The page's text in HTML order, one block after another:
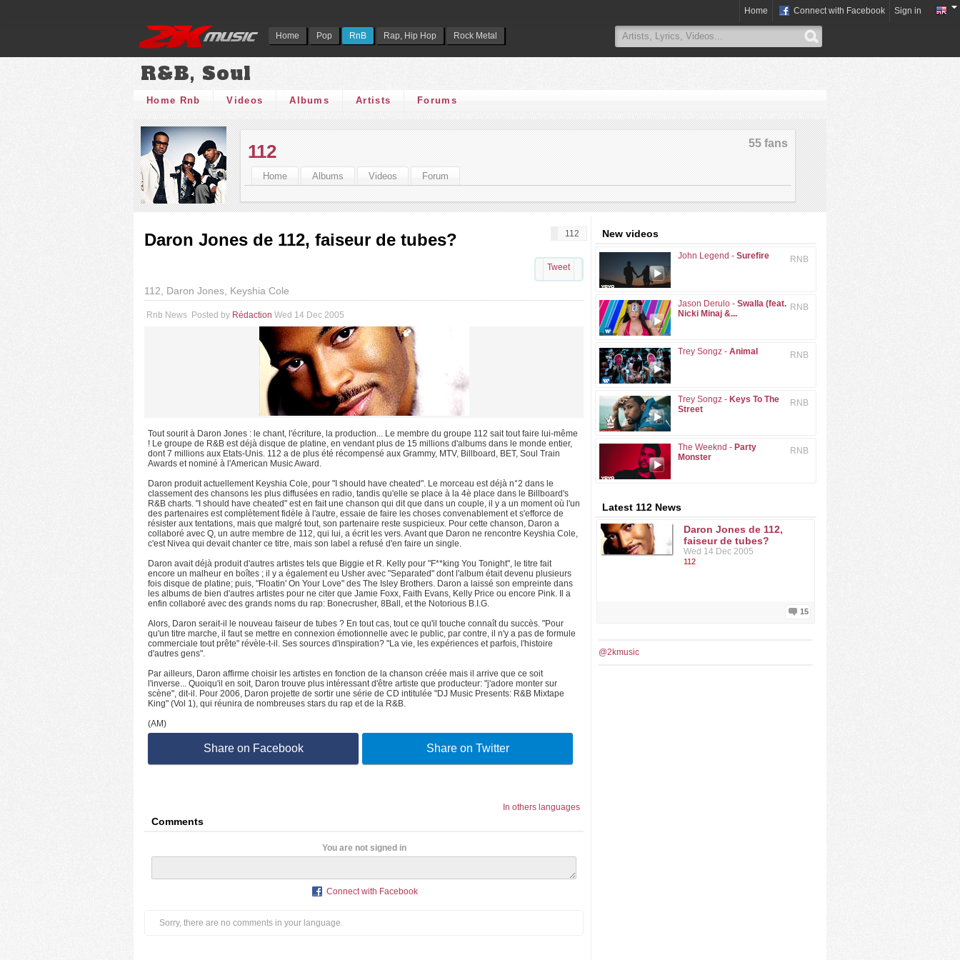
Home Pop RnB Rap, Hip Hop Rock Metal
Home Connect with Facebook Sign in
R&B, Soul
Home Rnb Videos Albums Artists Forums
55 fans
112
Home Albums Videos Forum
112
Daron Jones de 112, faiseur de tubes?
Tweet
112, Daron Jones, Keyshia Cole
Rnb News Posted by Rédaction Wed 14 Dec 2005
Tout sourit à Daron Jones : le chant, l'écriture, la production... Le membre du groupe 112 sait tout faire lui-même
! Le groupe de R&B est déjà disque de platine, en vendant plus de 15 millions d'albums dans le monde entier,
dont 7 millions aux Etats-Unis. 112 a de plus été récompensé aux Grammy, MTV, Billboard, BET, Soul Train
Awards et nominé à l'American Music Award.
Daron produit actuellement Keyshia Cole, pour "I should have cheated". Le morceau est déjà n°2 dans le
classement des chansons les plus diffusées en radio, tandis qu'elle se place à la 4è place dans le Billboard's
R&B charts. "I should have cheated" est en fait une chanson qui dit que dans un couple, il y a un moment où l'un
des partenaires est complètement fidèle à l'autre, essaie de faire les choses convenablement et s'efforce de
résister aux tentations, mais que malgré tout, son partenaire reste suspicieux. Pour cette chanson, Daron a
collaboré avec Q, un autre membre de 112, qui lui, a écrit les vers. Avant que Daron ne rencontre Keyshia Cole,
c'est Nivea qui devait chanter ce titre, mais son label a refusé d'en faire un single.
Daron avait déjà produit d'autres artistes tels que Biggie et R. Kelly pour "F**king You Tonight", le titre fait
encore un malheur en boîtes ; il y a également eu Usher avec "Separated" dont l'album était devenu plusieurs
fois disque de platine; puis, "Floatin' On Your Love" des The Isley Brothers. Daron a laissé son empreinte dans
les albums de bien d'autres artistes pour ne citer que Jamie Foxx, Faith Evans, Kelly Price ou encore Pink. Il a
enfin collaboré avec des grands noms du rap: Bonecrusher, 8Ball, et the Notorious B.I.G.
Alors, Daron serait-il le nouveau faiseur de tubes ? En tout cas, tout ce qu'il touche connaît du succès. "Pour
qu'un titre marche, il faut se mettre en connexion émotionnelle avec le public, par contre, il n'y a pas de formule
commerciale tout prête" révèle-t-il. Ses sources d'inspiration? "La vie, les expériences et parfois, l'histoire
d'autres gens".
Par ailleurs, Daron affirme choisir les artistes en fonction de la chanson créée mais il arrive que ce soit
l'inverse... Quoiqu'il en soit, Daron trouve plus intéressant d'être artiste que producteur: "j'adore monter sur
scène", dit-il. Pour 2006, Daron projette de sortir une série de CD intitulée "DJ Music Presents: R&B Mixtape
King" (Vol 1), qui réunira de nombreuses stars du rap et de la R&B.
(AM)
Share on Facebook Share on Twitter
In others languages
Comments
You are not signed in
Connect with Facebook
Sorry, there are no comments in your language.
New videos
RNB
John Legend - Surefire
RNB
Jason Derulo - Swalla (feat.
Nicki Minaj &...
RNB
Trey Songz - Animal
RNB
Trey Songz - Keys To The
Street
RNB
The Weeknd - Party
Monster
Latest 112 News
Daron Jones de 112,
faiseur de tubes?
Wed 14 Dec 2005
112
15
@2kmusic